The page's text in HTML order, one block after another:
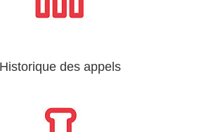
Historique des appels